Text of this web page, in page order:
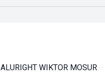
ALURIGHT WIKTOR MOSUR